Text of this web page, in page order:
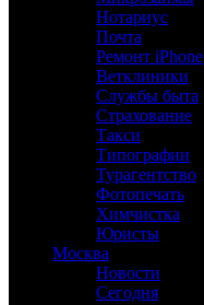
Нотариус
Почта
Ремонт iPhone
Ветклиники
Службы быта
Страхование
Такси
Типографии
Турагентство
Фотопечать
Химчистка
Юристы
Москва
Новости
Сегодня